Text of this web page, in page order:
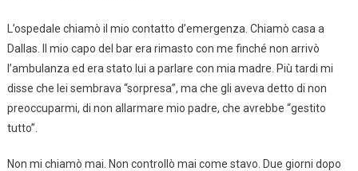
L’ospedale chiamò il mio contatto d’emergenza. Chiamò casa a
Dallas. Il mio capo del bar era rimasto con me finché non arrivò
l’ambulanza ed era stato lui a parlare con mia madre. Più tardi mi
disse che lei sembrava “sorpresa”, ma che gli aveva detto di non
preoccuparmi, di non allarmare mio padre, che avrebbe “gestito
tutto”.
Non mi chiamò mai. Non controllò mai come stavo. Due giorni dopo